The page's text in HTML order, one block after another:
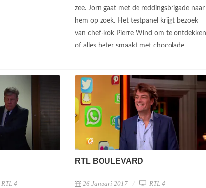
zee. Jorn gaat met de reddingsbrigade naar
hem op zoek. Het testpanel krijgt bezoek
van chef-kok Pierre Wind om te ontdekken
of alles beter smaakt met chocolade.
RTL 4
RTL BOULEVARD
26 Januari 2017 RTL 4